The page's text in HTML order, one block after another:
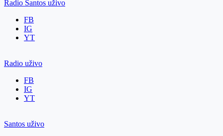
Radio Santos uživo
FB
IG
YT
Radio uživo
FB
IG
YT
Santos uživo